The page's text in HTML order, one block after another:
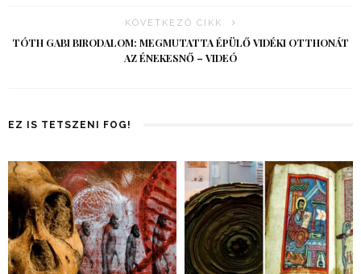
KÖVETKEZŐ CIKK
TÓTH GABI BIRODALOM: MEGMUTATTA ÉPÜLŐ VIDÉKI OTTHONÁT
AZ ÉNEKESNŐ – VIDEÓ
EZ IS TETSZENI FOG!